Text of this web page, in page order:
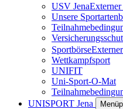
USV Jena
Unsere
Sportbörse
Wettkampfsport
UNIFIT
Uni-Sport-O-Mat
UNISPORT Jena